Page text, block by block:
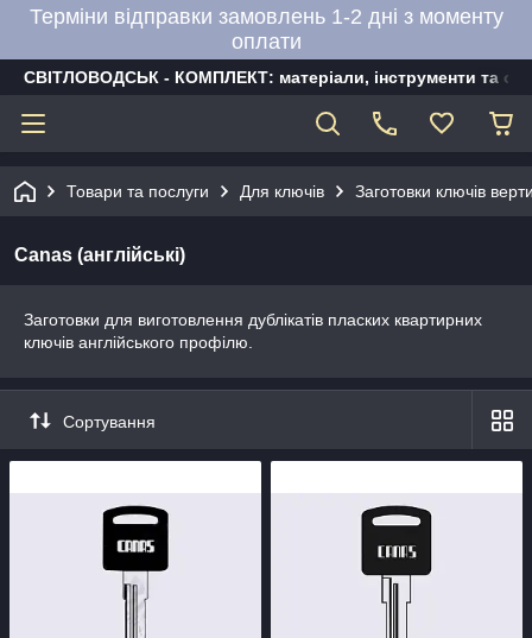
Терміни відправки замовлень 1-2 дні з моменту
оплати
СВІТЛОВОДСЬК - КОМПЛЕКТ: матеріали, інструменти та
Товари та послуги Для ключів Заготовки ключів
Canas (англійські)
Заготовки для виготовлення дублікатів пласких квартирних
ключів англійського профілю.
Сортування